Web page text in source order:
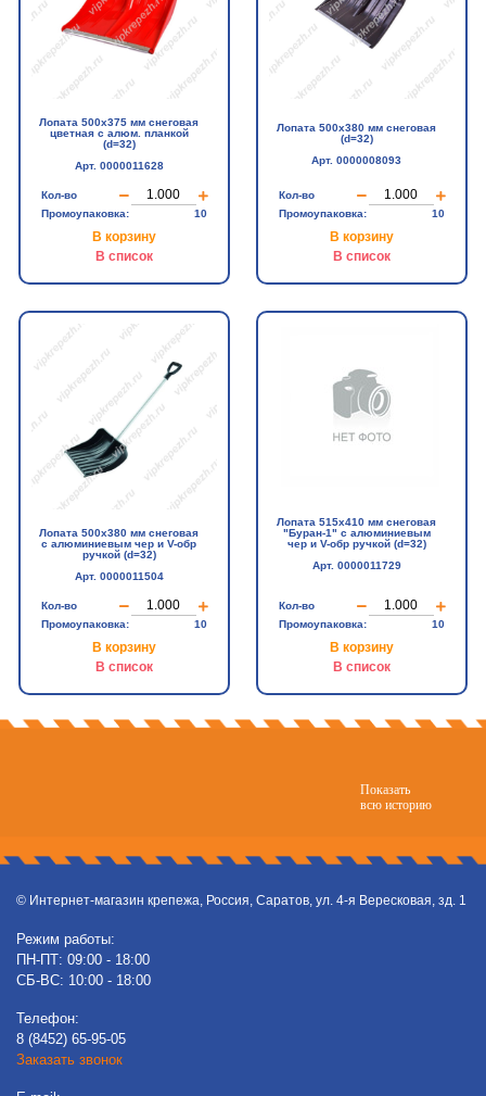
Лопата 500х375 мм снеговая
цветная с алюм. планкой
(d=32)
Арт. 0000011628
Кол-во
Промоупаковка:
10
В корзину
В список
Лопата 500х380 мм снеговая
(d=32)
Арт. 0000008093
Кол-во
Промоупаковка:
10
В корзину
В список
Лопата 500х380 мм снеговая
с алюминиевым чер и V-обр
ручкой (d=32)
Арт. 0000011504
Кол-во
Промоупаковка:
10
В корзину
В список
Лопата 515х410 мм снеговая
"Буран-1" с алюминиевым
чер и V-обр ручкой (d=32)
Арт. 0000011729
Кол-во
Промоупаковка:
10
В корзину
В список
Показать
всю историю
© Интернет-магазин крепежа, Россия, Саратов, ул. 4-я Вересковая, зд. 1
Режим работы:
ПН-ПТ: 09:00 - 18:00
СБ-ВС: 10:00 - 18:00
Телефон:
8 (8452) 65-95-05
Заказать звонок